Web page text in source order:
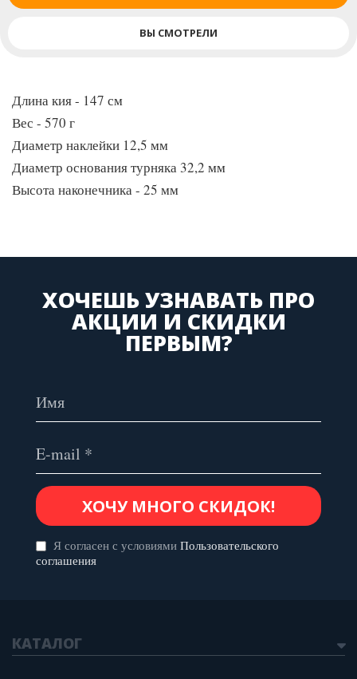
ВЫ СМОТРЕЛИ
Длина кия - 147 см
Вес - 570 г
Диаметр наклейки 12,5 мм
Диаметр основания турняка 32,2 мм
Высота наконечника - 25 мм
ХОЧЕШЬ УЗНАВАТЬ ПРО
АКЦИИ И СКИДКИ
ПЕРВЫМ?
Я согласен с условиями Пользовательского
соглашения
КАТАЛОГ